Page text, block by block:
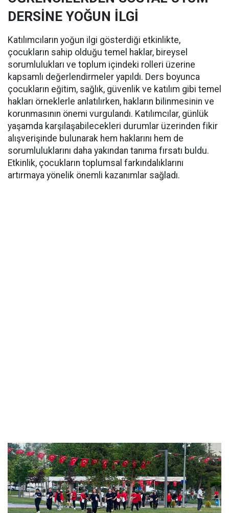
DERSİNE YOĞUN İLGİ
Katılımcıların yoğun ilgi gösterdiği etkinlikte,
çocukların sahip olduğu temel haklar, bireysel
sorumlulukları ve toplum içindeki rolleri üzerine
kapsamlı değerlendirmeler yapıldı. Ders boyunca
çocukların eğitim, sağlık, güvenlik ve katılım gibi temel
hakları örneklerle anlatılırken, hakların bilinmesinin ve
korunmasının önemi vurgulandı. Katılımcılar, günlük
yaşamda karşılaşabilecekleri durumlar üzerinden fikir
alışverişinde bulunarak hem haklarını hem de
sorumluluklarını daha yakından tanıma fırsatı buldu.
Etkinlik, çocukların toplumsal farkındalıklarını
artırmaya yönelik önemli kazanımlar sağladı.